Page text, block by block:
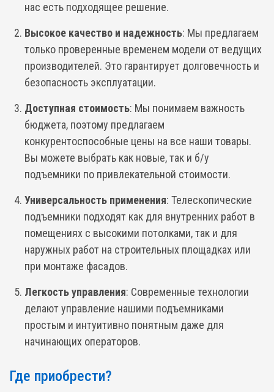
нас есть подходящее решение.
Высокое качество и надежность: Мы предлагаем
только проверенные временем модели от ведущих
производителей. Это гарантирует долговечность и
безопасность эксплуатации.
Доступная стоимость: Мы понимаем важность
бюджета, поэтому предлагаем
конкурентоспособные цены на все наши товары.
Вы можете выбрать как новые, так и б/у
подъемники по привлекательной стоимости.
Универсальность применения: Телескопические
подъемники подходят как для внутренних работ в
помещениях с высокими потолками, так и для
наружных работ на строительных площадках или
при монтаже фасадов.
Легкость управления: Современные технологии
делают управление нашими подъемниками
простым и интуитивно понятным даже для
начинающих операторов.
Где приобрести?